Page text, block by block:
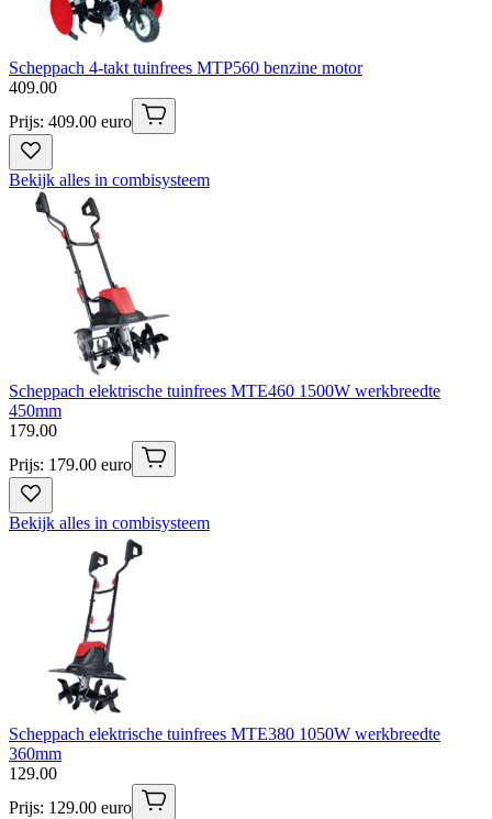
Scheppach 4-takt tuinfrees MTP560 benzine motor
409.00
Prijs: 409.00 euro
Bekijk alles in combisysteem
Scheppach elektrische tuinfrees MTE460 1500W werkbreedte
450mm
179.00
Prijs: 179.00 euro
Bekijk alles in combisysteem
Scheppach elektrische tuinfrees MTE380 1050W werkbreedte
360mm
129.00
Prijs: 129.00 euro